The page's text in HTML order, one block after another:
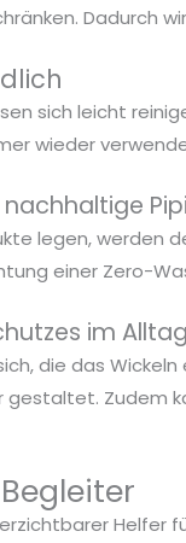
Dadurch
sich leicht
wieder
legen, werden
einer Zero-
im Alltag
die das
gestaltet. Zudem